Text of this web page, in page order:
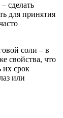
сделать
для принятия
соли – в
свойства, что
их срок
или